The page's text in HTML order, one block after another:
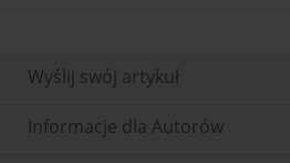
Wyślij swój artykuł
Informacje dla Autorów